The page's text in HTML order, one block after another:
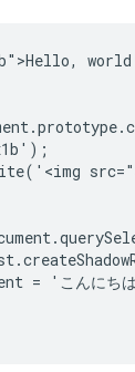
= 'こんにち